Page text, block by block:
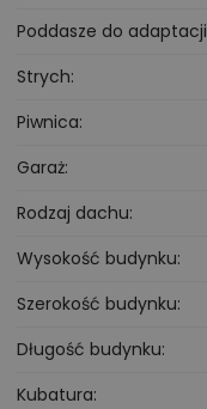
Poddasze do adaptacji
Strych
Piwnica
Garaż
Rodzaj dachu
Wysokość budynku
Szerokość budynku
Długość budynku
Kubatura